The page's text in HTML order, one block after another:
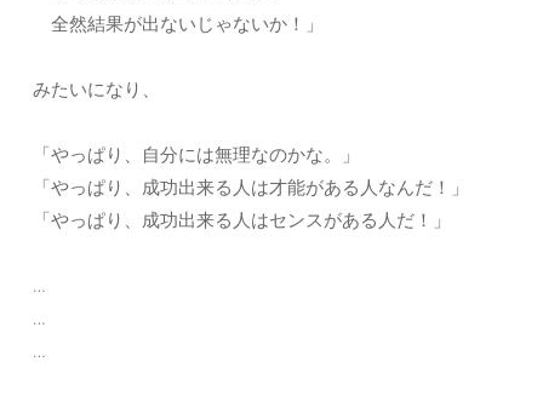
全然結果が出ないじゃないか！」
みたいになり、
「やっぱり、自分には無理なのかな。」
「やっぱり、成功出来る人は才能がある人なんだ！」
「やっぱり、成功出来る人はセンスがある人だ！」
…
…
…